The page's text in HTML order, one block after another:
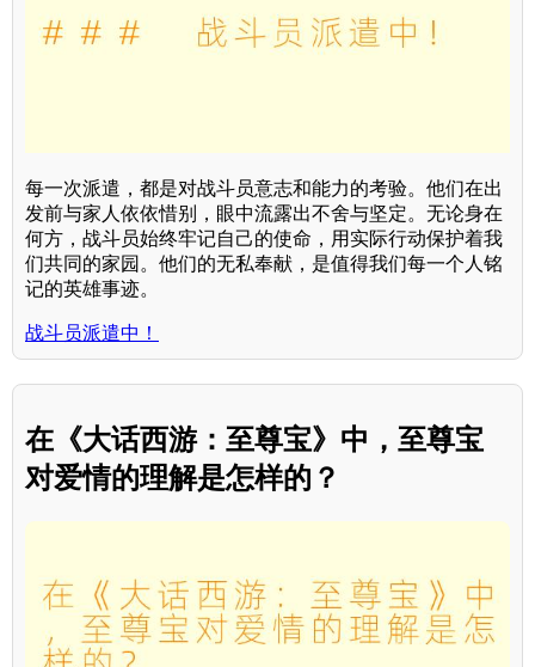
每一次派遣，都是对战斗员意志和能力的考验。他们在出
发前与家人依依惜别，眼中流露出不舍与坚定。无论身在
何方，战斗员始终牢记自己的使命，用实际行动保护着我
们共同的家园。他们的无私奉献，是值得我们每一个人铭
记的英雄事迹。
战斗员派遣中！
在《大话西游：至尊宝》中，至尊宝
对爱情的理解是怎样的？